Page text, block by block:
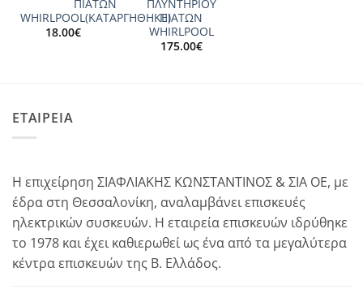
ΠΙΑΤΩΝ
WHIRLPOOL(ΚΑΤΑΡΓΗΘΗΚΕ)
18.00€
ΠΛΥΝΤΗΡΙΟΥ
ΠΙΑΤΩΝ
WHIRLPOOL
175.00€
ΕΤΑΙΡΕΙΑ
Η επιχείρηση ΣΙΑΦΛΙΑΚΗΣ ΚΩΝΣΤΑΝΤΙΝΟΣ & ΣΙΑ ΟΕ, με
έδρα στη Θεσσαλονίκη, αναλαμβάνει επισκευές
ηλεκτρικών συσκευών. Η εταιρεία επισκευών ιδρύθηκε
το 1978 και έχει καθιερωθεί ως ένα από τα μεγαλύτερα
κέντρα επισκευών της Β. Ελλάδος.